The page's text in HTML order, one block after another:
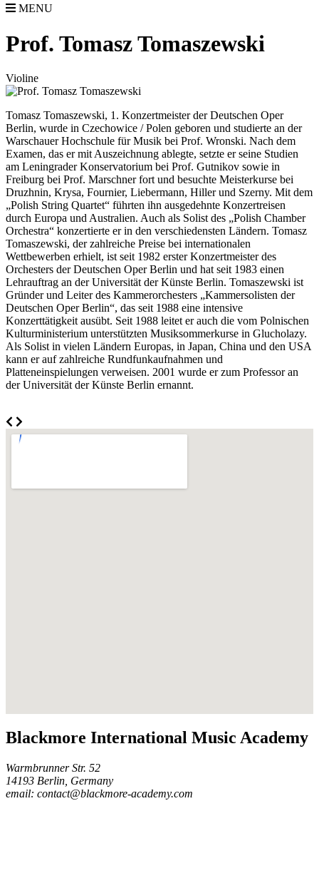
MENU
Prof. Tomasz Tomaszewski
Violine
Tomasz Tomaszewski, 1. Konzertmeister der Deutschen Oper
Berlin, wurde in Czechowice / Polen geboren und studierte an der
Warschauer Hochschule für Musik bei Prof. Wronski. Nach dem
Examen, das er mit Auszeichnung ablegte, setzte er seine Studien
am Leningrader Konservatorium bei Prof. Gutnikov sowie in
Freiburg bei Prof. Marschner fort und besuchte Meisterkurse bei
Druzhnin, Krysa, Fournier, Liebermann, Hiller und Szerny. Mit dem
„Polish String Quartet“ führten ihn ausgedehnte Konzertreisen
durch Europa und Australien. Auch als Solist des „Polish Chamber
Orchestra“ konzertierte er in den verschiedensten Ländern. Tomasz
Tomaszewski, der zahlreiche Preise bei internationalen
Wettbewerben erhielt, ist seit 1982 erster Konzertmeister des
Orchesters der Deutschen Oper Berlin und hat seit 1983 einen
Lehrauftrag an der Universität der Künste Berlin. Tomaszewski ist
Gründer und Leiter des Kammerorchesters „Kammersolisten der
Deutschen Oper Berlin“, das seit 1988 eine intensive
Konzerttätigkeit ausübt. Seit 1988 leitet er auch die vom Polnischen
Kulturministerium unterstützten Musiksommerkurse in Glucholazy.
Als Solist in vielen Ländern Europas, in Japan, China und den USA
kann er auf zahlreiche Rundfunkaufnahmen und
Platteneinspielungen verweisen. 2001 wurde er zum Professor an
der Universität der Künste Berlin ernannt.
Blackmore International Music Academy
Warmbrunner Str. 52
14193 Berlin, Germany
email: contact@blackmore-academy.com